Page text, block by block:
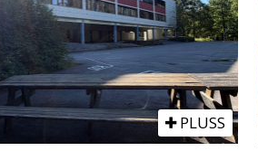
PLUSS